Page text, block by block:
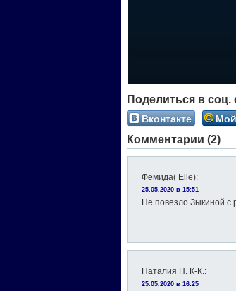
Поделиться в соц.
Вконтакте
Комментарии (2)
Фемида( Elle):
25.05.2020 в 15:51
Не повезло Зыкиной с
Наталия Н. К-К.:
25.05.2020 в 16:25